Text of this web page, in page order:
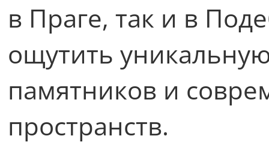
в Праге, так и в
ощутить
памятников и
пространств.